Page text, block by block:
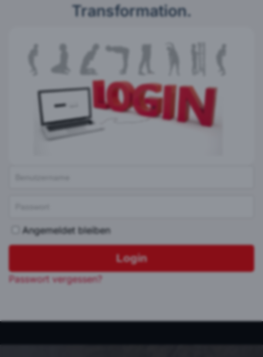
Transformation.
Angemeldet bleiben
Login
Passwort vergessen?